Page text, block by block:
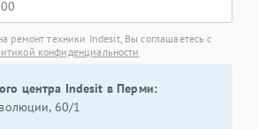
ремонт техники Indesit, Вы соглашаетесь с
конфиденциальности
центра Indesit в Перми:
60/1